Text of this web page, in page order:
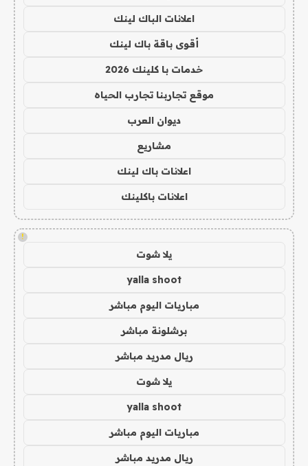
اعلانات الباك لينك
أقوى باقة باك لينك
خدمات با كلينك 2026
موقع تجاربنا تجارب الحياه
ديوان العرب
مشاريع
اعلانات باك لينك
اعلانات باكلينك
!
يلا شوت
yalla shoot
مباريات اليوم مباشر
برشلونة مباشر
ريال مدريد مباشر
يلا شوت
yalla shoot
مباريات اليوم مباشر
ريال مدريد مباشر